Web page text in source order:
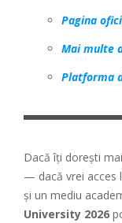
Pagina
Mai multe
Platforma
Dacă îți dorești
— dacă vrei acces
și un mediu
University 2026